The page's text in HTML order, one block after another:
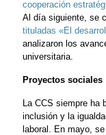
cooperación
Al día siguiente, se
tituladas «El
analizaron los
universitaria.
Proyectos sociales
La CCS siempre
inclusión y la
laboral. En mayo,